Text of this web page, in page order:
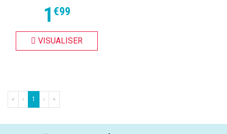
1 €99
VISUALISER
« ‹ 1 › »